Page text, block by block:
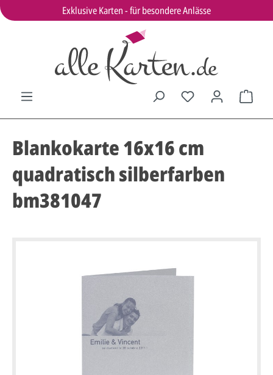
Exklusive Karten - für besondere Anlässe
Blankokarte 16x16 cm
quadratisch silberfarben
bm381047